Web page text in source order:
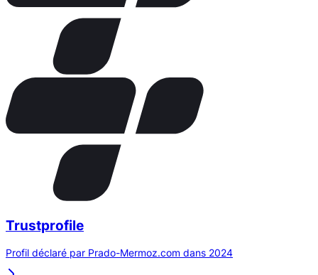
Trustprofile
Profil déclaré par Prado-Mermoz.com dans 2024